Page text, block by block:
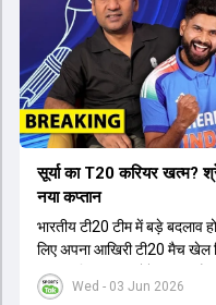
Wed - 03 Jun 2026
सूर्या का T20 करियर खत्म?
नया कप्तान
भारतीय टी20 टीम में बड़े बदलाव
लिए अपना आखिरी टी20 मैच खेल
टीम का हिस्सा नहीं होंगे।
लिए नए कप्तान की तलाश जारी